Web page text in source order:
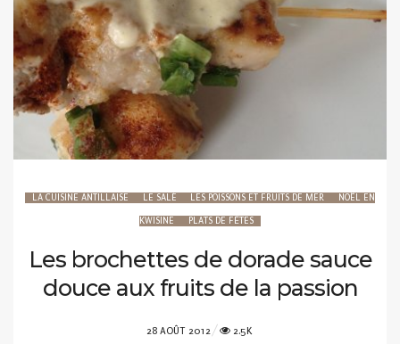
LA CUISINE ANTILLAISE LE SALÉ LES POISSONS ET FRUITS DE MER NOËL EN
KWISINE PLATS DE FÊTES
Les brochettes de dorade sauce
douce aux fruits de la passion
POSTED
28 AOÛT 2012 2.5K